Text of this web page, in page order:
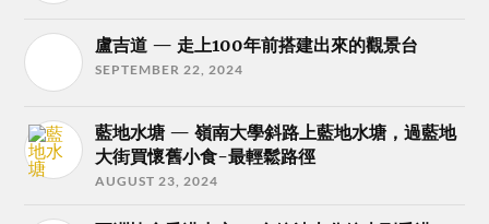
盧吉道 — 走上100年前搭建出來的觀景台
SEPTEMBER 22, 2024
藍地水塘 — 嶺南大學斜路上藍地水塘，過藍地
大街買懷舊小食-最輕鬆路徑
AUGUST 23, 2024